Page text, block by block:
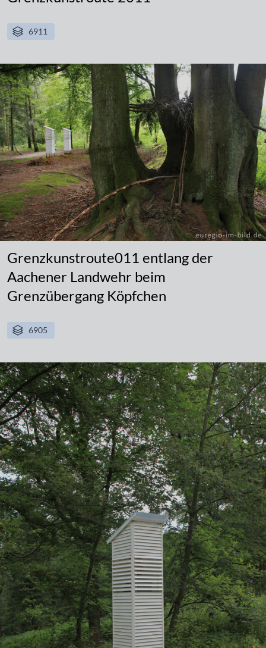
6911
Grenzkunstroute011 entlang der
Aachener Landwehr beim
Grenzübergang Köpfchen
6905